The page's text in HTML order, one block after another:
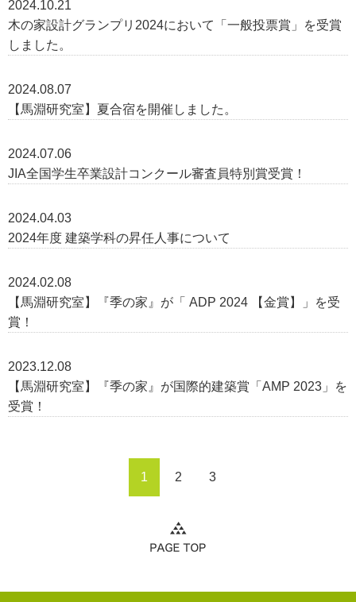
2024.10.21
木の家設計グランプリ2024において「一般投票賞」を受賞
しました。
2024.08.07
【馬淵研究室】夏合宿を開催しました。
2024.07.06
JIA全国学生卒業設計コンクール審査員特別賞受賞！
2024.04.03
2024年度 建築学科の昇任人事について
2024.02.08
【馬淵研究室】『季の家』が「 ADP 2024 【金賞】」を受
賞！
2023.12.08
【馬淵研究室】『季の家』が国際的建築賞「AMP 2023」を
受賞！
1 2 3